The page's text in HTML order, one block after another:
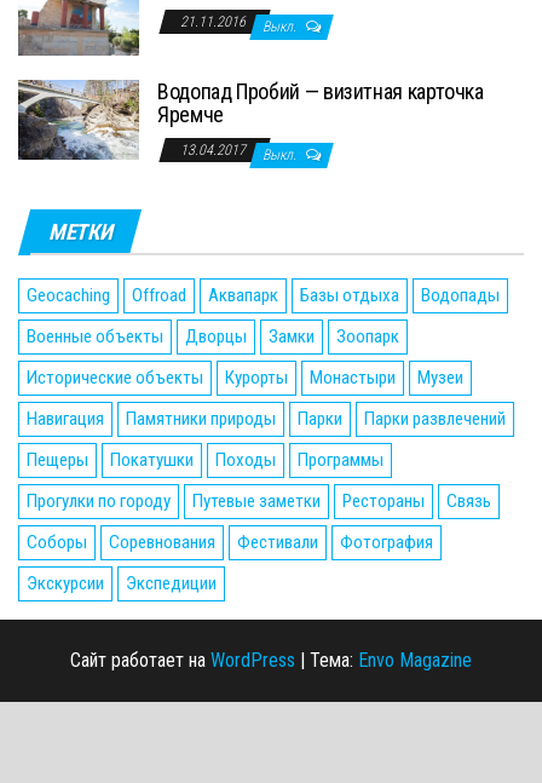
21.11.2016 Выкл.
Водопад Пробий — визитная карточка
Яремче
13.04.2017 Выкл.
МЕТКИ
Geocaching Offroad Аквапарк Базы отдыха
Водопады
Военные объекты
Дворцы Замки
Зоопарк
Исторические объекты
Курорты Монастыри
Музеи
Навигация
Памятники природы Парки
Парки развлечений
Пещеры
Покатушки Походы
Программы
Прогулки по городу
Путевые заметки Рестораны
Связь
Соборы
Соревнования Фестивали
Фотография
Экскурсии
Экспедиции
Сайт работает на WordPress | Тема: Envo Magazine